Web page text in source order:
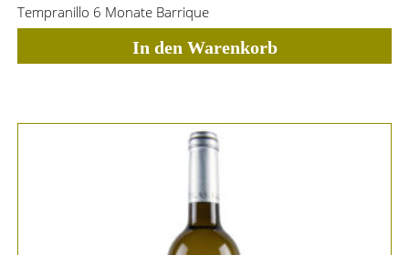
Tempranillo 6 Monate Barrique
In den Warenkorb